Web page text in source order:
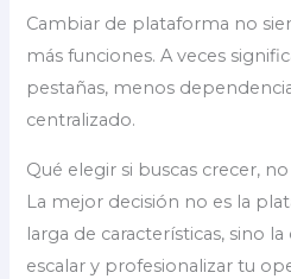
Cambiar de plataforma no
más funciones. A veces
pestañas, menos
centralizado.
Qué elegir si buscas crecer,
La mejor decisión no es la
larga de características, sino
escalar y profesionalizar tu